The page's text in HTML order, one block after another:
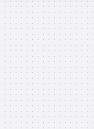
ilişkin
tıklayabilir,
Kişisel
uygun olarak